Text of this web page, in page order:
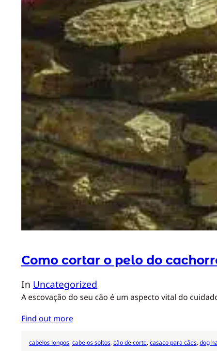
Como cortar o pelo do
In Uncategorized
A escovação do seu cão é um aspecto vital do
Find out more
cabelos longos, cabelos soltos, cão de corte, casaco para cães, dog